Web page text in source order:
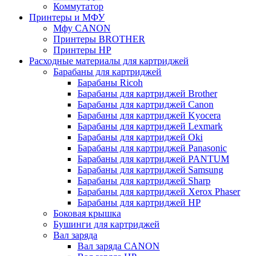
Коммутатор
Принтеры и МФУ
Мфу CANON
Принтеры BROTHER
Принтеры HP
Расходные материалы для картриджей
Барабаны для картриджей
Барабаны Ricoh
Барабаны для картриджей Brother
Барабаны для картриджей Canon
Барабаны для картриджей Kyocera
Барабаны для картриджей Lexmark
Барабаны для картриджей Oki
Барабаны для картриджей Panasonic
Барабаны для картриджей PANTUM
Барабаны для картриджей Samsung
Барабаны для картриджей Sharp
Барабаны для картриджей Xerox Phaser
Барабаны для картриджей НР
Боковая крышка
Бушинги для картриджей
Вал заряда
Вал заряда CANON